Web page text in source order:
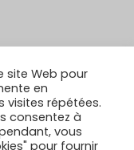
Reviews
site Web pour
en
visites répétées.
consentez à
vous
pour fournir